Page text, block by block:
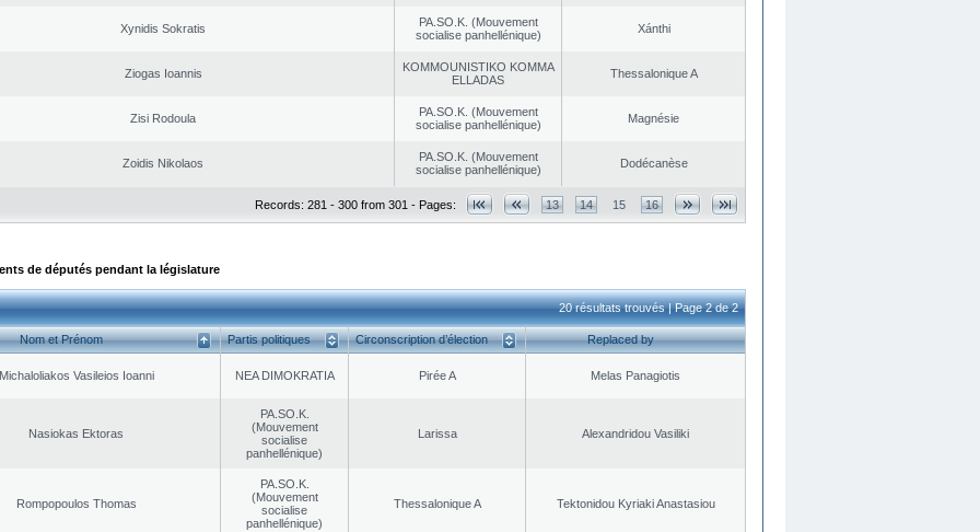
Xynidis Sokratis
PA.SO.K. (Mouvement
socialise panhellénique)
Xánthi
Ziogas Ioannis
KOMMOUNISTIKO KOMMA
ELLADAS
Thessalonique A
Zisi Rodoula
PA.SO.K. (Mouvement
socialise panhellénique)
Magnésie
Zoidis Nikolaos
PA.SO.K. (Mouvement
socialise panhellénique)
Dodécanèse
Records: 281 - 300 from 301 - Pages: 13 14 15 16
de députés pendant la législature
20 résultats trouvés | Page 2 de 2
Nom et Prénom Partis politiques Circonscription d’élection Replaced by
Michaloliakos Vasileios Ioanni NEA DΙMOKRATIA Pirée A Melas Panagiotis
Nasiokas Ektoras
PA.SO.K.
(Mouvement
socialise
panhellénique)
Larissa Alexandridou Vasiliki
Rompopoulos Thomas
PA.SO.K.
(Mouvement
socialise
panhellénique)
Thessalonique A Tektonidou Kyriaki Anastasiou